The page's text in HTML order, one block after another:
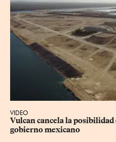
VIDEO
Vulcan cancela la posibilidad
gobierno mexicano